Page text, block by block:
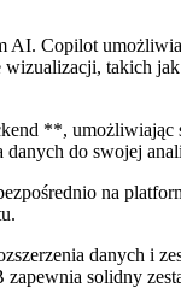
Copilot
takich
**,
danych do swojej
na
danych i
solidny